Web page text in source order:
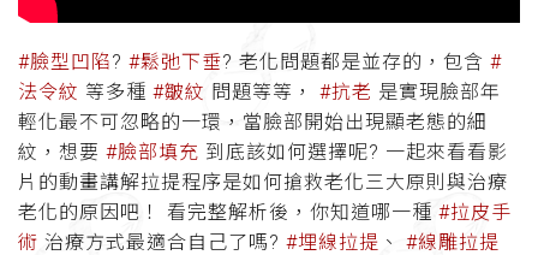
#臉型凹陷? #鬆弛下垂? 老化問題都是並存的，包含 #
法令紋 等多種 #皺紋 問題等等， #抗老 是實現臉部年
輕化最不可忽略的一環，當臉部開始出現顯老態的細
紋，想要 #臉部填充 到底該如何選擇呢? 一起來看看影
片的動畫講解拉提程序是如何搶救老化三大原則與治療
老化的原因吧！ 看完整解析後，你知道哪一種 #拉皮手
術 治療方式最適合自己了嗎? #埋線拉提 、 #線雕拉提